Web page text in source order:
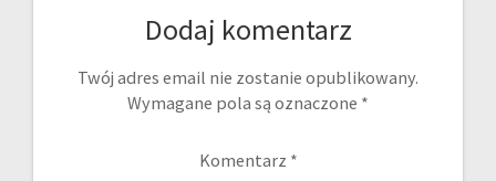
Dodaj komentarz
Twój adres email nie zostanie opublikowany.
Wymagane pola są oznaczone *
Komentarz *